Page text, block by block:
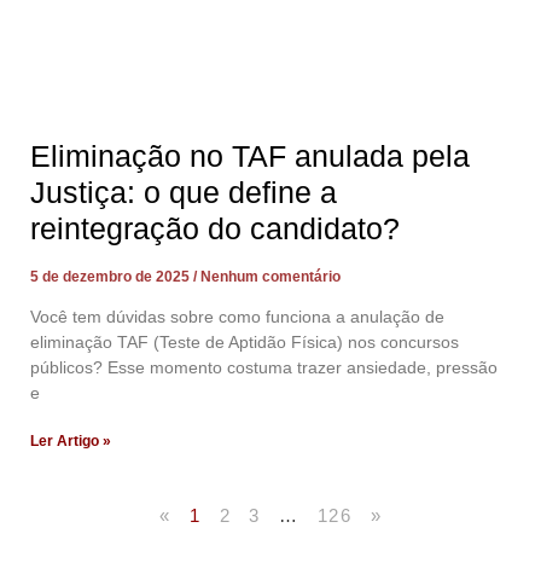
Eliminação no TAF anulada pela
Justiça: o que define a
reintegração do candidato?
5 de dezembro de 2025 Nenhum comentário
Você tem dúvidas sobre como funciona a anulação de
eliminação TAF (Teste de Aptidão Física) nos concursos
públicos? Esse momento costuma trazer ansiedade, pressão
e
Ler Artigo »
« 1 2 3 … 126 »